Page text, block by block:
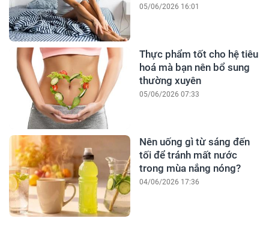
05/06/2026 16:01
Thực phẩm tốt cho hệ tiêu
hoá mà bạn nên bổ sung
thường xuyên
05/06/2026 07:33
Nên uống gì từ sáng đến
tối để tránh mất nước
trong mùa nắng nóng?
04/06/2026 17:36